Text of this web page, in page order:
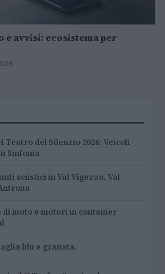
e avvisi: ecosistema per
Teatro del Silenzio 2026: Veicoli
Sinfonia
sciistici in Val Vigezzo, Val
di moto e motori in container
blu e granata.